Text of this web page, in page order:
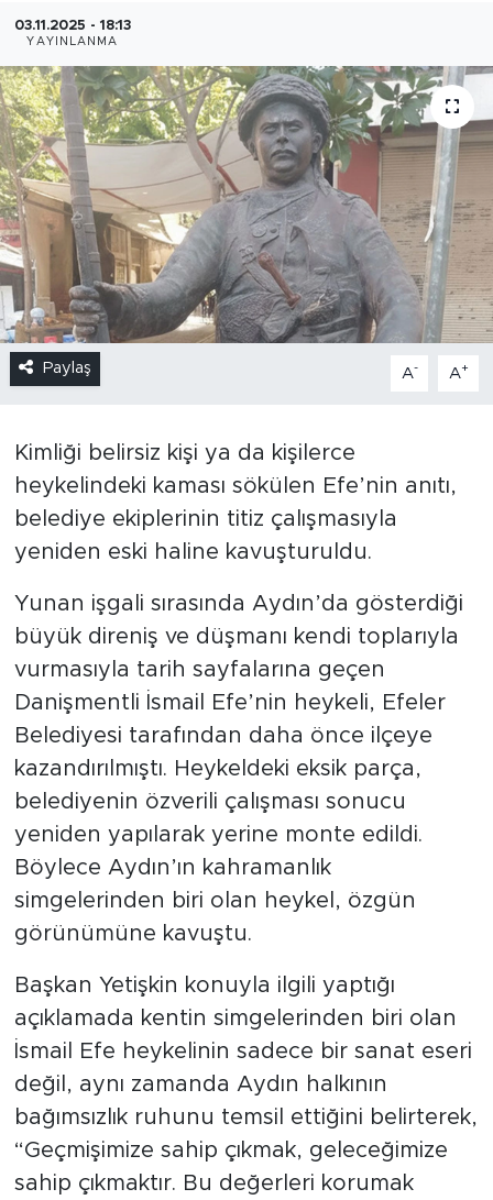
03.11.2025 - 18:13
YAYINLANMA
Paylaş A- A+
Kimliği belirsiz kişi ya da kişilerce
heykelindeki kaması sökülen Efe’nin anıtı,
belediye ekiplerinin titiz çalışmasıyla
yeniden eski haline kavuşturuldu.
Yunan işgali sırasında Aydın’da gösterdiği
büyük direniş ve düşmanı kendi toplarıyla
vurmasıyla tarih sayfalarına geçen
Danişmentli İsmail Efe’nin heykeli, Efeler
Belediyesi tarafından daha önce ilçeye
kazandırılmıştı. Heykeldeki eksik parça,
belediyenin özverili çalışması sonucu
yeniden yapılarak yerine monte edildi.
Böylece Aydın’ın kahramanlık
simgelerinden biri olan heykel, özgün
görünümüne kavuştu.
Başkan Yetişkin konuyla ilgili yaptığı
açıklamada kentin simgelerinden biri olan
İsmail Efe heykelinin sadece bir sanat eseri
değil, aynı zamanda Aydın halkının
bağımsızlık ruhunu temsil ettiğini belirterek,
“Geçmişimize sahip çıkmak, geleceğimize
sahip çıkmaktır. Bu değerleri korumak